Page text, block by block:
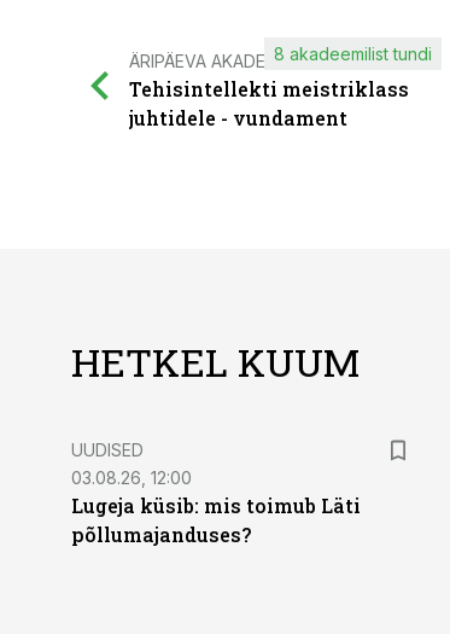
ÄRIPÄEVA AKADEEMIA
Tehisintellekti meistriklass
juhtidele - vundament
8 akadeemilist tundi
HETKEL KUUM
UUDISED
03.08.26, 12:00
Lugeja küsib: mis toimub Läti
põllumajanduses?